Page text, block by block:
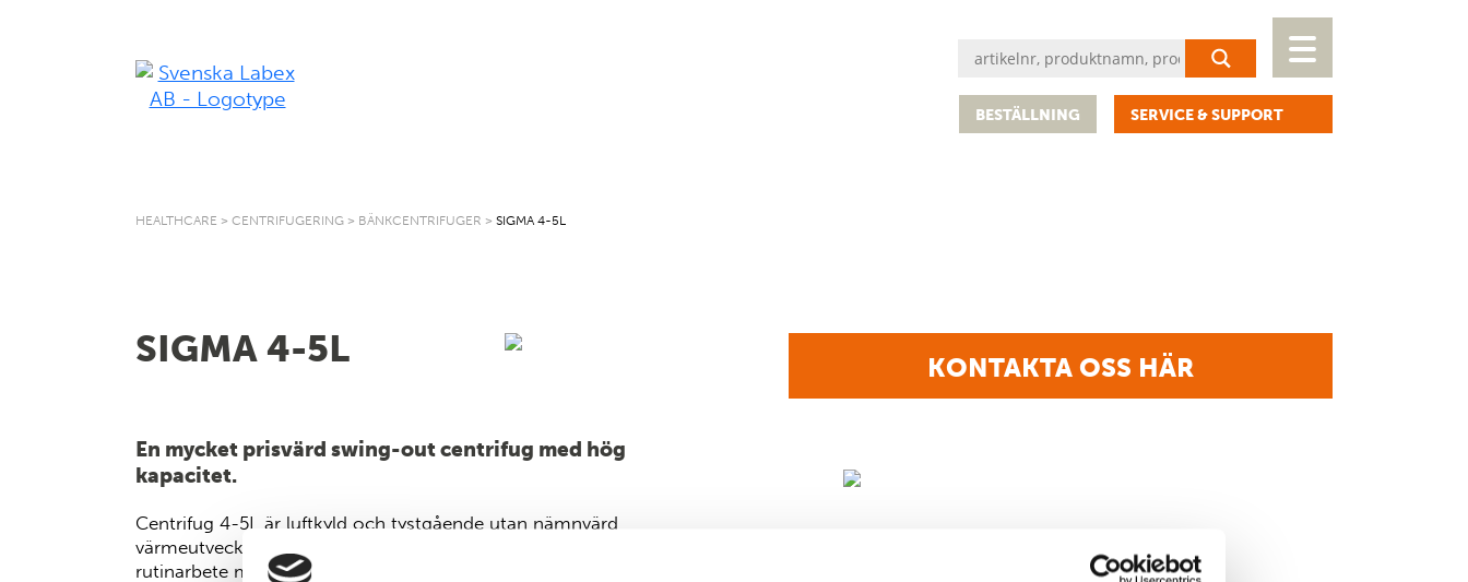
BESTÄLLNING SERVICE & SUPPORT
HEALTHCARE > CENTRIFUGERING > BÄNKCENTRIFUGER > SIGMA 4-5L
SIGMA 4-5L
En mycket prisvärd swing-out centrifug med hög
kapacitet.
Centrifug 4-5L är luftkyld och tystgående utan nämnvärd
värmeutveckling. Detta är en pålitlig centrifug som passar för
rutinarbete med stor kapacitet för olika typer av rör.
KONTAKTA OSS HÄR